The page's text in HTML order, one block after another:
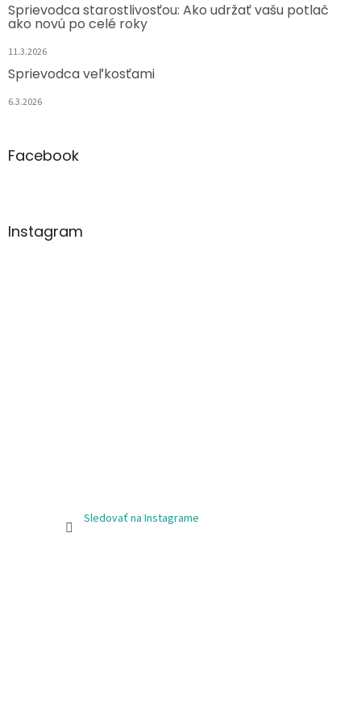
Sprievodca starostlivosťou: Ako udržať vašu potlač
ako novú po celé roky
11.3.2026
Sprievodca veľkosťami
6.3.2026
Facebook
Instagram
Sledovať na Instagrame